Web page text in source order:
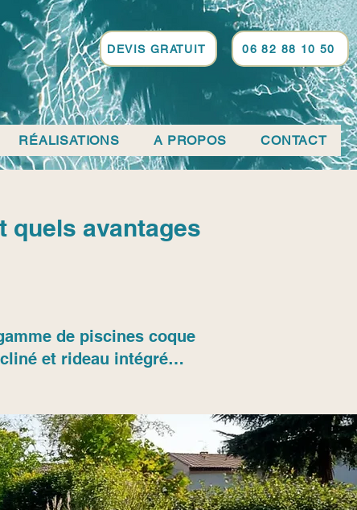
RÉALISATIONS A PROPOS CONTACT
DEVIS GRATUIT 06 82 88 10 50
quels avantages
de piscines coque
et rideau intégré…